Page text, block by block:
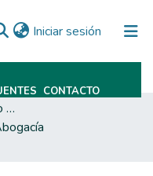
Iniciar sesión (current)
CONTACTO
Trabajos Finales De Grado Y Posgrado